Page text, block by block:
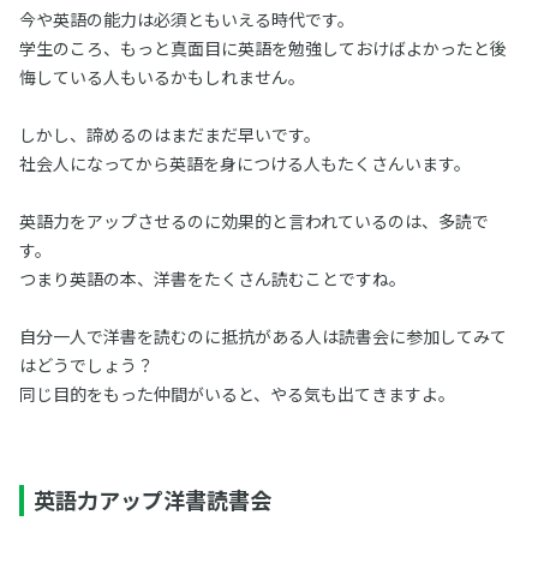
今や英語の能力は必須ともいえる時代です。
学生のころ、もっと真面目に英語を勉強しておけばよかったと後
悔している人もいるかもしれません。
しかし、諦めるのはまだまだ早いです。
社会人になってから英語を身につける人もたくさんいます。
英語力をアップさせるのに効果的と言われているのは、多読で
す。
つまり英語の本、洋書をたくさん読むことですね。
自分一人で洋書を読むのに抵抗がある人は読書会に参加してみて
はどうでしょう？
同じ目的をもった仲間がいると、やる気も出てきますよ。
英語力アップ洋書読書会